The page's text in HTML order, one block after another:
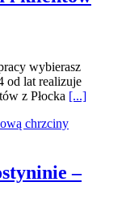
wybierasz
od lat realizuje
z Płocka [...]
–